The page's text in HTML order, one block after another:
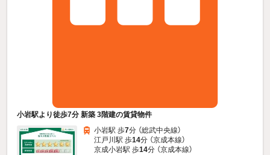
小岩駅より徒歩7分 新築 3階建の賃貸物件
小岩駅 歩7分 （総武中央線）
江戸川駅 歩14分 （京成本線）
京成小岩駅 歩14分 （京成本線）